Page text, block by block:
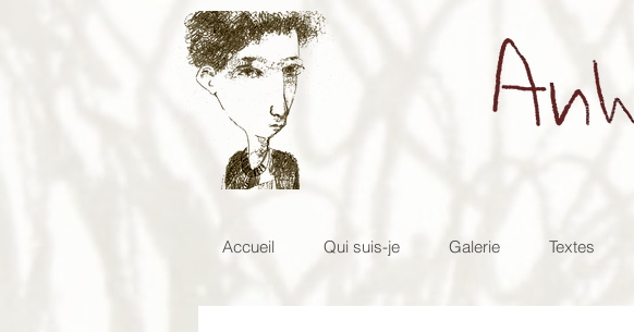
Accueil Qui suis-je Galerie Textes